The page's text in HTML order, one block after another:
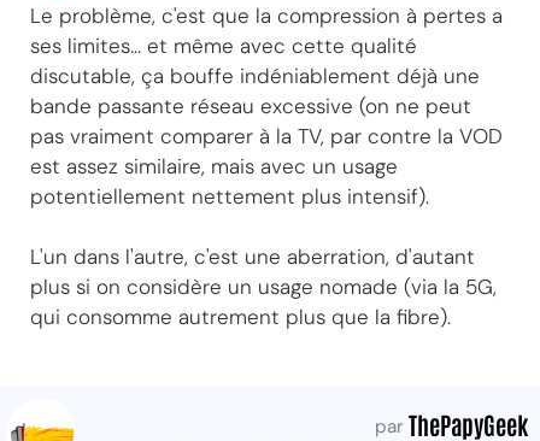
Le problème, c'est que la compression à pertes a
ses limites... et même avec cette qualité
discutable, ça bouffe indéniablement déjà une
bande passante réseau excessive (on ne peut
pas vraiment comparer à la TV, par contre la VOD
est assez similaire, mais avec un usage
potentiellement nettement plus intensif).
L'un dans l'autre, c'est une aberration, d'autant
plus si on considère un usage nomade (via la 5G,
qui consomme autrement plus que la fibre).
par ThePapyGeek